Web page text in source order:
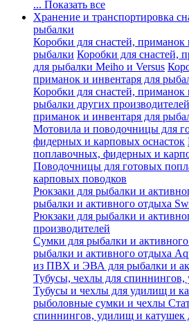
... Показать все
Хранение и транспортировка
рыбалки
Коробки для снастей, приманок
рыбалки Коробки для снастей,
для рыбалки Meiho и Versus
приманок и инвентаря для
Коробки для снастей, приманок
рыбалки других производителей
приманок и инвентаря для
Мотовила и поводочницы для
фидерных и карповых оснасток
поплавочных, фидерных и
Поводочницы для готовых
карповых поводков
Рюкзаки для рыбалки и
рыбалки и активного отдыха
Рюкзаки для рыбалки и
производителей
Сумки для рыбалки и
рыбалки и активного отдыха
из ПВХ и ЭВА для рыбалки и
Тубусы, чехлы для
Тубусы и чехлы для удилищ и
рыболовные сумки и чехлы
спиннингов, удилищ и катушек